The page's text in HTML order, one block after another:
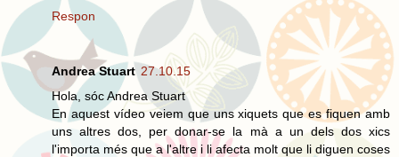
Respon
Andrea Stuart 27.10.15
Hola, sóc Andrea Stuart
En aquest vídeo veiem que uns xiquets que es fiquen amb
uns altres dos, per donar-se la mà a un dels dos xics
l'importa més que a l'altre i li afecta molt que li diguen coses